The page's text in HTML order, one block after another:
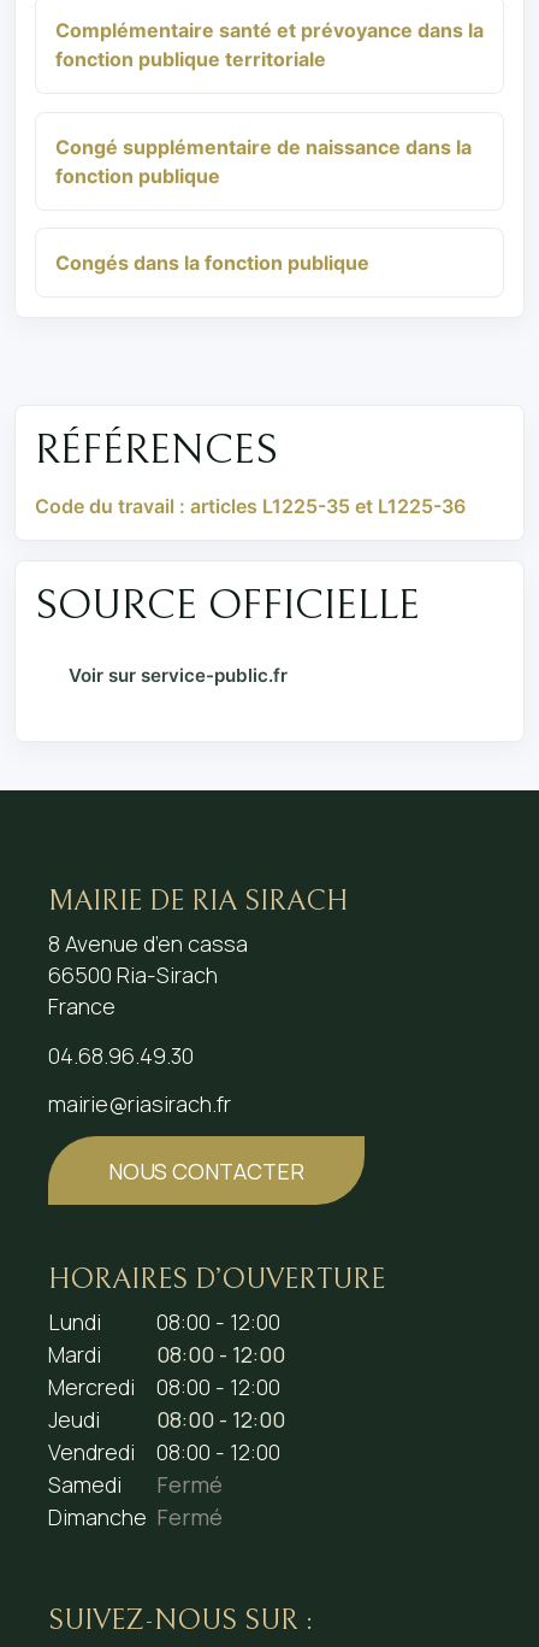
Complémentaire santé et prévoyance dans la
fonction publique territoriale
Congé supplémentaire de naissance dans la
fonction publique
Congés dans la fonction publique
RÉFÉRENCES
Code du travail : articles L1225-35 et L1225-36
SOURCE OFFICIELLE
Voir sur service-public.fr
MAIRIE DE RIA SIRACH
8 Avenue d’en cassa
66500 Ria-Sirach
France
04.68.96.49.30
mairie@riasirach.fr
NOUS CONTACTER
HORAIRES D’OUVERTURE
Lundi
08:00 - 12:00
Mardi
08:00 - 12:00
Mercredi
08:00 - 12:00
Jeudi
08:00 - 12:00
Vendredi
08:00 - 12:00
Samedi
Fermé
Dimanche Fermé
SUIVEZ-NOUS SUR :